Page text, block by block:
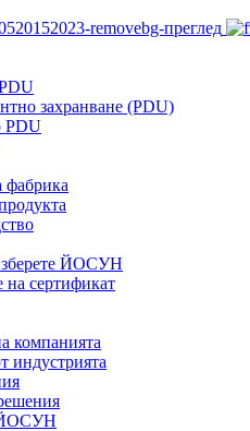
захранване (PDU)
PDU
фабрика
ЙОСУН
на сертификат
компанията
индустрията
ЙОСУН